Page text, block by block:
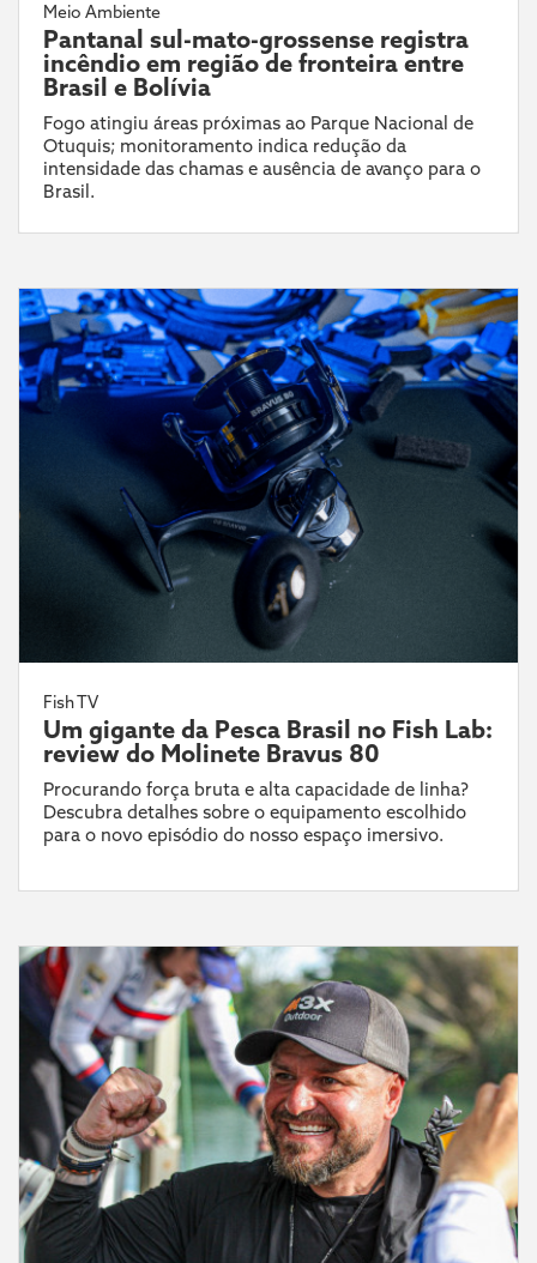
Meio Ambiente
Pantanal sul-mato-grossense registra
incêndio em região de fronteira entre
Brasil e Bolívia
Fogo atingiu áreas próximas ao Parque Nacional de
Otuquis; monitoramento indica redução da
intensidade das chamas e ausência de avanço para o
Brasil.
Fish TV
Um gigante da Pesca Brasil no Fish Lab:
review do Molinete Bravus 80
Procurando força bruta e alta capacidade de linha?
Descubra detalhes sobre o equipamento escolhido
para o novo episódio do nosso espaço imersivo.